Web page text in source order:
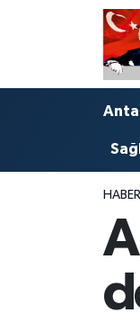
Antalya
Bilim &
EĞİTİM
Ekonomi
Antalya
Antalya
Antalya
Süper Lig
Tüm